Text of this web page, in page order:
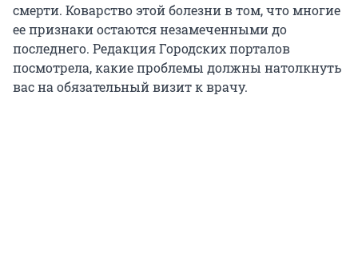
смерти. Коварство этой болезни в том, что многие
ее признаки остаются незамеченными до
последнего. Редакция Городских порталов
посмотрела, какие проблемы должны натолкнуть
вас на обязательный визит к врачу.